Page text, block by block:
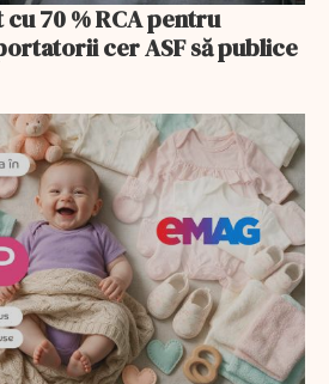
70 % RCA pentru
cer ASF să publice